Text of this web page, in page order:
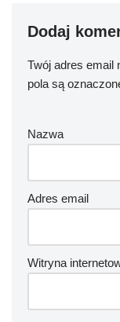
Dodaj
Twój adres email
pola są
Nazwa
Adres email
Witryna